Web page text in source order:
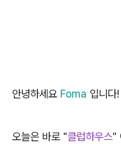
안녕하세요 Foma 입니다!
오늘은 바로 "클럽하우스"